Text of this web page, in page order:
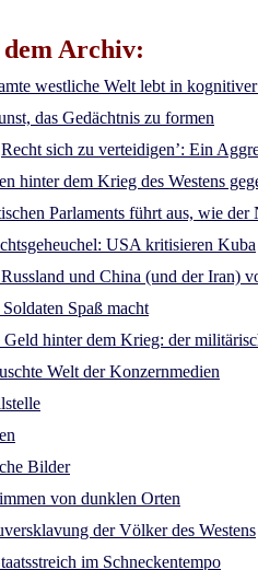
dem Archiv:
westliche Welt lebt in
das Gedächtnis zu formen
sich zu verteidigen’: Ein
hinter dem Krieg des Westens
Parlaments führt aus, wie
USA kritisieren Kuba
und China (und der Iran)
Spaß macht
Geld hinter dem Krieg: der
Welt der Konzernmedien
Bilder
von dunklen Orten
der Völker des Westens
im Schneckentempo